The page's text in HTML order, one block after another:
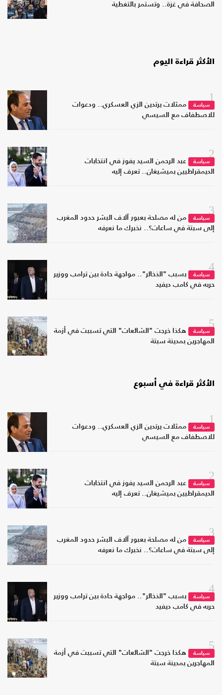
الصحافة في غزة.. وتستمر بالتغطية
الأكثر قراءة اليوم
1
سياسة
ممثلات يرتدين الزي العسكري.. ودعوات
للاصطفاف مع السيسي
2
سياسة
عبد الرحمن السيد يفوز في انتخابات
الديمقراطيين بميشيغان.. تعرف إليه
3
سياسة
من له مصلحة بعبور آلاف البشر حدود المغرب
إلى سبتة في ساعات؟.. نخبرك ما نعرفه
4
سياسة
بسبب "الذخائر".. مواجهة حادة بين ترامب ووزير
حربه في كامب ديفيد
5
سياسة
هكذا خرجت "الشائعات" التي تسببت في أزمة
المهاجرين بمدينة سبتة
الأكثر قراءة في أسبوع
1
سياسة
ممثلات يرتدين الزي العسكري.. ودعوات
للاصطفاف مع السيسي
2
سياسة
عبد الرحمن السيد يفوز في انتخابات
الديمقراطيين بميشيغان.. تعرف إليه
3
سياسة
من له مصلحة بعبور آلاف البشر حدود المغرب
إلى سبتة في ساعات؟.. نخبرك ما نعرفه
4
سياسة
بسبب "الذخائر".. مواجهة حادة بين ترامب ووزير
حربه في كامب ديفيد
5
سياسة
هكذا خرجت "الشائعات" التي تسببت في أزمة
المهاجرين بمدينة سبتة